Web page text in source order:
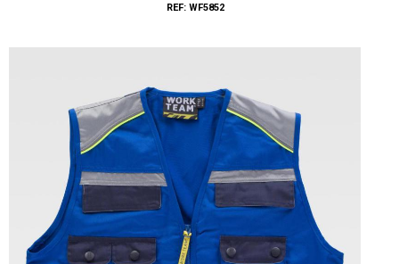
Tallas: 40, 42, 44, 46, 48, 50, 52, 54, 56
REF: WF5852